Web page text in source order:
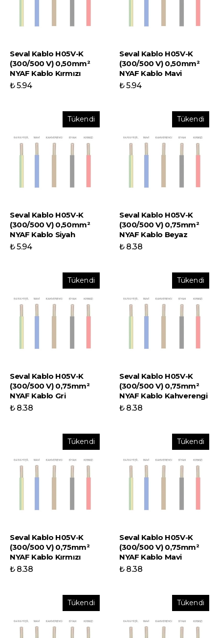
Seval Kablo H05V-K
(300/500 V) 0,50mm²
NYAF Kablo Kırmızı
₺ 5.94
Seval Kablo H05V-K
(300/500 V) 0,50mm²
NYAF Kablo Mavi
₺ 5.94
Tükendi
Seval Kablo H05V-K
(300/500 V) 0,50mm²
NYAF Kablo Siyah
₺ 5.94
Tükendi
Seval Kablo H05V-K
(300/500 V) 0,75mm²
NYAF Kablo Beyaz
₺ 8.38
Tükendi
Seval Kablo H05V-K
(300/500 V) 0,75mm²
NYAF Kablo Gri
₺ 8.38
Tükendi
Seval Kablo H05V-K
(300/500 V) 0,75mm²
NYAF Kablo Kahverengi
₺ 8.38
Tükendi
Seval Kablo H05V-K
(300/500 V) 0,75mm²
NYAF Kablo Kırmızı
₺ 8.38
Tükendi
Seval Kablo H05V-K
(300/500 V) 0,75mm²
NYAF Kablo Mavi
₺ 8.38
Tükendi Tükendi